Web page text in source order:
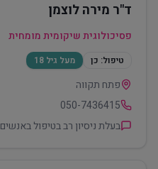
ד"ר מירה לוצמן
פסיכולוגית שיקומית מומחית
טיפול: כן מעל גיל 18
פתח תקווה
050-7436415
בעלת ניסיון רב בטיפול